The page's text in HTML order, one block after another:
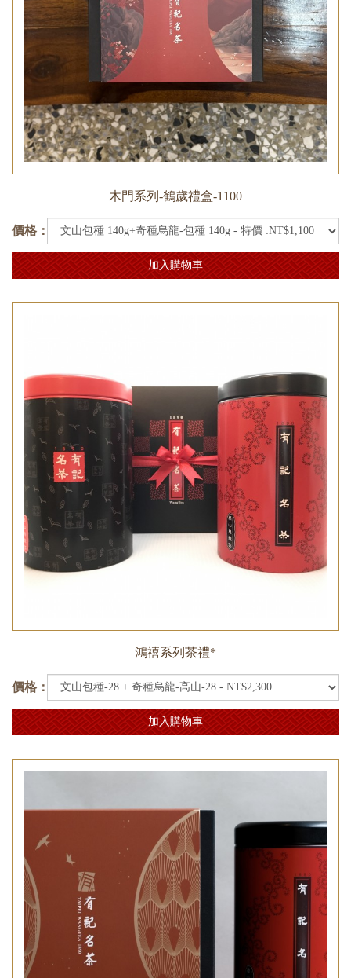
木門系列-鶴歲禮盒-1100
價格：
加入購物車
鴻禧系列茶禮*
價格：
加入購物車